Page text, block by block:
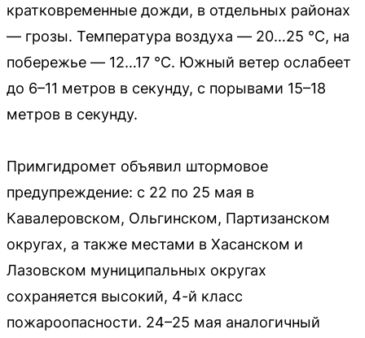
кратковременные дожди, в отдельных районах
— грозы. Температура воздуха — 20…25 °C, на
побережье — 12…17 °C. Южный ветер ослабеет
до 6–11 метров в секунду, с порывами 15–18
метров в секунду.
Примгидромет объявил штормовое
предупреждение: с 22 по 25 мая в
Кавалеровском, Ольгинском, Партизанском
округах, а также местами в Хасанском и
Лазовском муниципальных округах
сохраняется высокий, 4-й класс
пожароопасности. 24–25 мая аналогичный